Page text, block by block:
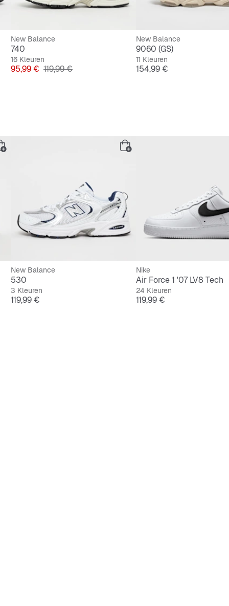
New Balance
740
16 Kleuren
Prijs
95,99 € Originele Prijs
119,99 €
New Balance
9060 (GS)
11 Kleuren
Prijs
154,99 €
New Balance
530
3 Kleuren
Prijs
119,99 €
Nike
Air Force 1 '07 LV8 Tech
24 Kleuren
Prijs
119,99 €